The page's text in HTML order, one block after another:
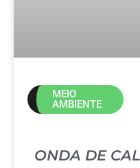
MEIO
AMBIENTE
ONDA DE